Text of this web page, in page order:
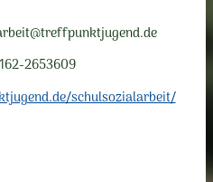
2653609
schulsozialarbeit/